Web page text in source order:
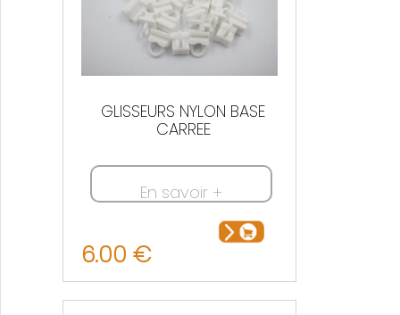
GLISSEURS NYLON BASE
CARREE
En savoir +
6.00 €